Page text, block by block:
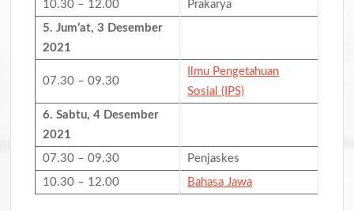
10.30 – 12.00
Prakarya
5. Jum’at,3 Desember
2021
07.30 – 09.30
Ilmu Pengetahuan
Sosial (IPS)
6. Sabtu,4 Desember
2021
07.30 – 09.30
Penjaskes
10.30 – 12.00
Bahasa Jawa